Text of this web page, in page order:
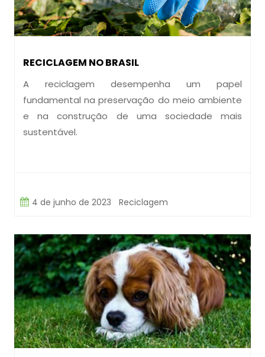
RECICLAGEM NO BRASIL
A reciclagem desempenha um papel
fundamental na preservação do meio ambiente
e na construção de uma sociedade mais
sustentável.
4 de junho de 2023 Reciclagem